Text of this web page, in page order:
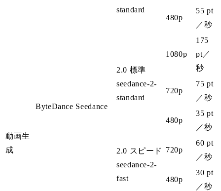
動画生
成
ByteDance Seedance
standard
480p
55 pt
／秒
2.0 標準
seedance-2-
standard
1080p
175
pt／
秒
720p
75 pt
／秒
480p
35 pt
／秒
2.0 スピード
seedance-2-
fast
720p
60 pt
／秒
480p
30 pt
／秒